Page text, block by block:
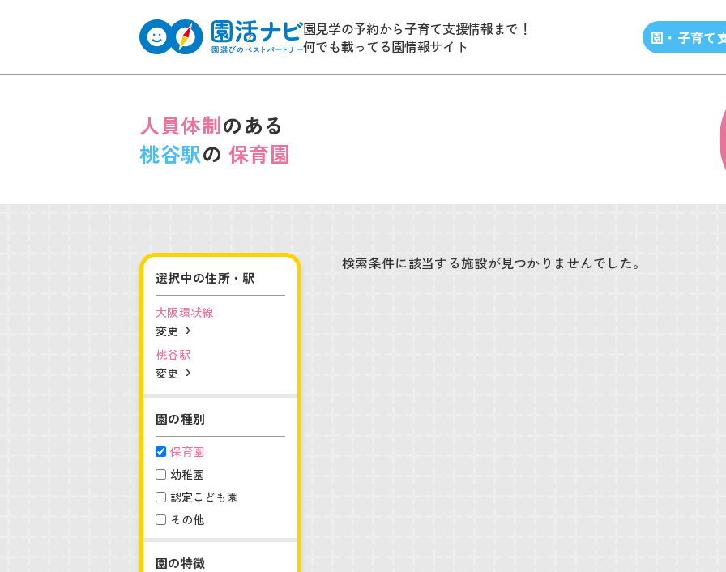
園見学の予約から子育て支援情報まで！
何でも載ってる園情報サイト
園・子育て
人員体制のある
桃谷駅の 保育園
選択中の住所・駅
大阪環状線
変更
桃谷駅
変更
園の種別
保育園
幼稚園
認定こども園
その他
園の特徴
検索条件に該当する施設が見つかりませんでした。